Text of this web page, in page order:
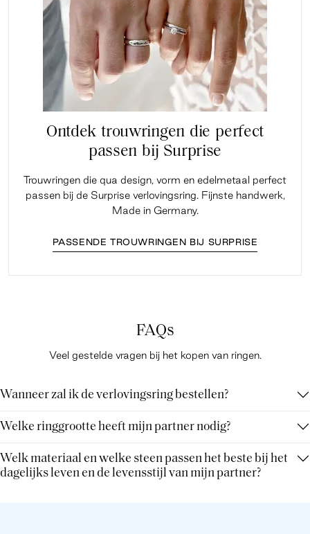
Ontdek trouwringen die perfect
passen bij Surprise
Trouwringen die qua design, vorm en edelmetaal perfect
passen bij de Surprise verlovingsring. Fijnste handwerk,
Made in Germany.
PASSENDE TROUWRINGEN BIJ SURPRISE
FAQs
Veel gestelde vragen bij het kopen van ringen.
Wanneer zal ik de verlovingsring bestellen?
Welke ringgrootte heeft mijn partner nodig?
Welk materiaal en welke steen passen het beste bij het
dagelijks leven en de levensstijl van mijn partner?